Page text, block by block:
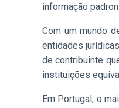
informação
Com um mundo
entidades
de contribuinte
instituições
Em Portugal, o